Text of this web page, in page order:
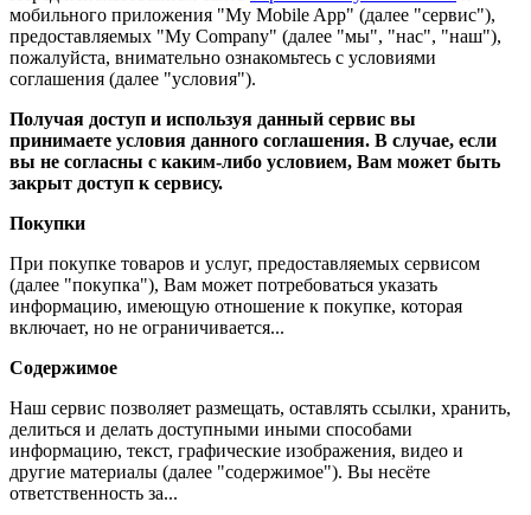
мобильного приложения "My Mobile App" (далее "сервис"),
предоставляемых "My Company" (далее "мы", "нас", "наш"),
пожалуйста, внимательно ознакомьтесь с условиями
соглашения (далее "условия").
Получая доступ и используя данный сервис вы
принимаете условия данного соглашения. В случае, если
вы не согласны с каким-либо условием, Вам может быть
закрыт доступ к сервису.
Покупки
При покупке товаров и услуг, предоставляемых сервисом
(далее "покупка"), Вам может потребоваться указать
информацию, имеющую отношение к покупке, которая
включает, но не ограничивается...
Содержимое
Наш сервис позволяет размещать, оставлять ссылки, хранить,
делиться и делать доступными иными способами
информацию, текст, графические изображения, видео и
другие материалы (далее "содержимое"). Вы несёте
ответственность за...